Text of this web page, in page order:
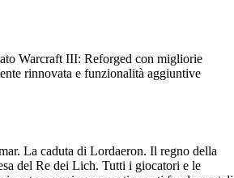
Warcraft III: Reforged con migliorie
rinnovata e funzionalità aggiuntive
La caduta di Lordaeron. Il regno della
del Re dei Lich. Tutti i giocatori e le